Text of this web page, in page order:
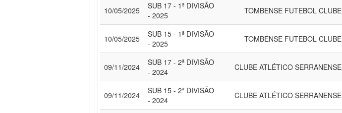
10/05/2025
SUB 17 - 1ª DIVISÃO
- 2025
TOMBENSE FUTEBOL CLUBE
10/05/2025
SUB 15 - 1ª DIVISÃO
- 2025
TOMBENSE FUTEBOL CLUBE
09/11/2024
SUB 17 - 2ª DIVISÃO
- 2024
CLUBE ATLÉTICO SERRANENSE
09/11/2024
SUB 15 - 2ª DIVISÃO
- 2024
CLUBE ATLÉTICO SERRANENSE